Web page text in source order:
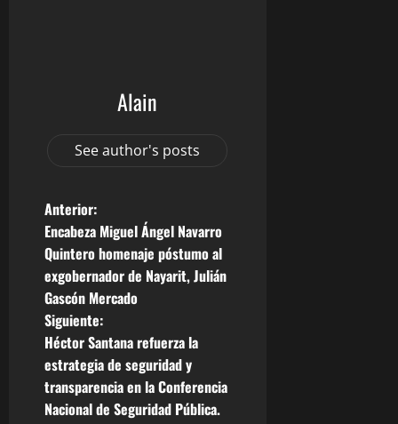
Alain
See author's posts
N
a
v
e
g
a
Anterior:
Encabeza Miguel Ángel Navarro
Quintero homenaje póstumo al
exgobernador de Nayarit, Julián
Gascón Mercado
Siguiente:
Héctor Santana refuerza la
estrategia de seguridad y
transparencia en la Conferencia
Nacional de Seguridad Pública.